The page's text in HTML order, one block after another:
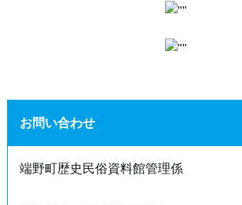
お問い合わせ
端野町歴史民俗資料館管理係